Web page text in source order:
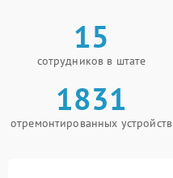
15
сотрудников в штате
1831
отремонтированных устройств